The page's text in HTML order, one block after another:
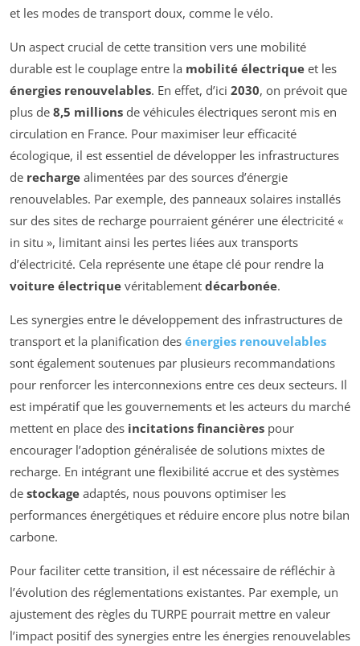
et les modes de transport doux, comme le vélo.
Un aspect crucial de cette transition vers une mobilité
durable est le couplage entre la mobilité électrique et les
énergies renouvelables. En effet, d’ici 2030, on prévoit que
plus de 8,5 millions de véhicules électriques seront mis en
circulation en France. Pour maximiser leur efficacité
écologique, il est essentiel de développer les infrastructures
de recharge alimentées par des sources d’énergie
renouvelables. Par exemple, des panneaux solaires installés
sur des sites de recharge pourraient générer une électricité «
in situ », limitant ainsi les pertes liées aux transports
d’électricité. Cela représente une étape clé pour rendre la
voiture électrique véritablement décarbonée.
Les synergies entre le développement des infrastructures de
transport et la planification des énergies renouvelables
sont également soutenues par plusieurs recommandations
pour renforcer les interconnexions entre ces deux secteurs. Il
est impératif que les gouvernements et les acteurs du marché
mettent en place des incitations financières pour
encourager l’adoption généralisée de solutions mixtes de
recharge. En intégrant une flexibilité accrue et des systèmes
de stockage adaptés, nous pouvons optimiser les
performances énergétiques et réduire encore plus notre bilan
carbone.
Pour faciliter cette transition, il est nécessaire de réfléchir à
l’évolution des réglementations existantes. Par exemple, un
ajustement des règles du TURPE pourrait mettre en valeur
l’impact positif des synergies entre les énergies renouvelables